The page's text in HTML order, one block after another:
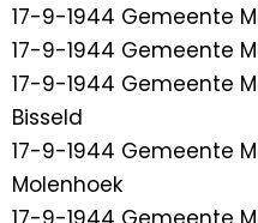
17-9-1944 Gemeente
17-9-1944 Gemeente
17-9-1944 Gemeente
Bisseld
17-9-1944 Gemeente
Molenhoek